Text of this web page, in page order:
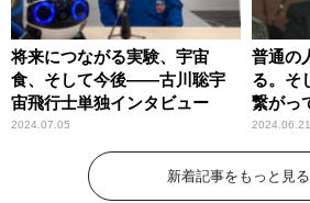
将来につながる実験、宇宙
食、そして今後――古川聡宇
宙飛行士単独インタビュー
2024.07.05
普通の
る。そ
繋がっ
奇跡が
2024.06.21
新着記事をもっと見る